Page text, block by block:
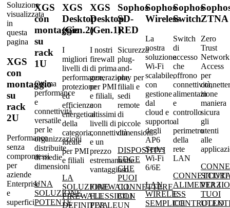
Soluzione
visualizzata
in
questa
pagina
XGS
con
montaggio
su
rack
2U
Performance
senza
compromessi
per
aziende
Enterprise
e
superfici
XGS
con
montaggio
su
rack
1U
Ottima
performance
e
connettività
versatile
per le
organizzazioni
distribuite
di medie
dimensioni
UNA
SOLUZIONE
POTENTE
XGS
Desktop
(Gen.2)
I
migliori
livelli di
performance,
protezione
ed
efficienza
energetica
della
categoria,
ideale
per PMI
e filiali
LA
SOLUZIONE
FIREWALL
DEFINITIVA
XGS
Desktop
(Gen.1)
I nostri
firewall
di prima
generazione
per PMI
e filiali,
con
altissimi
livelli di
connettività
e un
prezzo
estremamente
vantaggioso
FIREWALL
FLESSIBILI
PER LE
Sophos
SD-
RED
Sicurezza
plug-
and-
play per
filiali e
sedi
remote
di
piccole
dimensioni
DISPOSITIVI
EDGE
CHE
PUOI
CONNETTERE
CON
UN
Sophos
Wireless
La
nostra
soluzione
Wi-Fi
scalabile,
con
gestione
dal
cloud e
supporto
degli
AP6
Series
Wi-Fi
6/6E
LAN
WIRELESS
SEMPLICE
Sophos
Switch
Switch
di
accesso
che
offrono
connettività,
alimentazione
e
controllo
al
perimetro
della
rete
LAN
E
CONTROLLO
ZTNA
Zero
Trust
Network
Access
per
in
maniera
sicura
gli
utenti
alle
PER I
TUOI